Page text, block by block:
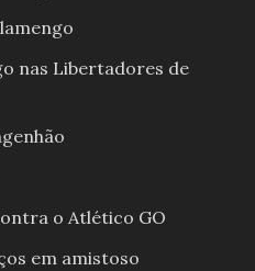
nas Libertadores de
o Atlético GO
em amistoso